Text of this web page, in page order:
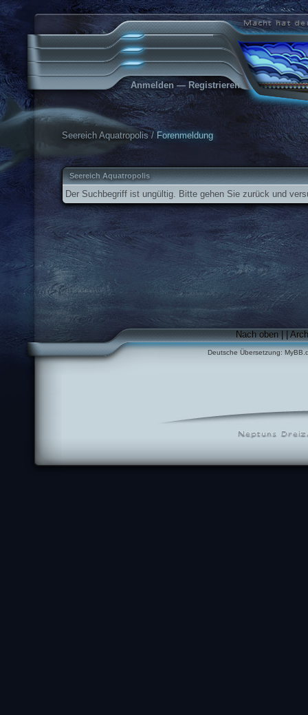
Anmelden — Registrieren
Seereich Aquatropolis/ Forenmeldung
Seereich Aquatropolis
Der Suchbegriff ist ungültig. Bitte gehen Sie zurück und
Nach oben||
Deutsche Übersetzung: